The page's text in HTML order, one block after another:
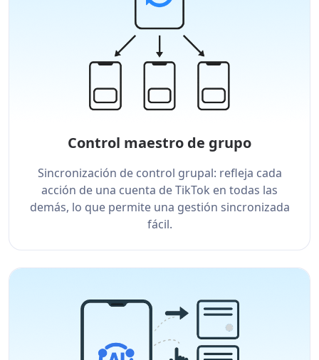
Control maestro de grupo
Sincronización de control grupal: refleja cada
acción de una cuenta de TikTok en todas las
demás, lo que permite una gestión sincronizada
fácil.